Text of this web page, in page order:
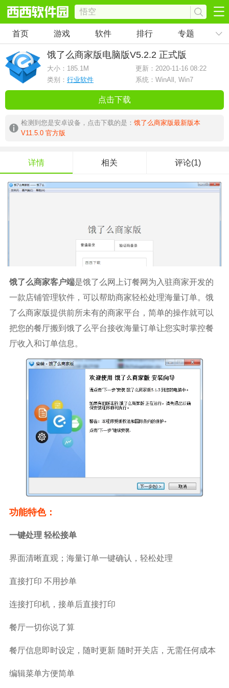
首页 游戏 软件 排行 专题
饿了么商家版电脑版V5.2.2 正式版
大小： 185.1M
更新：2020-11-16 08:22
类别： 行业软件 系统：WinAll, Win7
点击下载
检测到您是安卓设备，点击下载的是： 饿了么商家版最新版本
V11.5.0 官方版
详情 相关 评论(1)
饿了么商家客户端是饿了么网上订餐网为入驻商家开发的
一款店铺管理软件，可以帮助商家轻松处理海量订单。饿
了么商家版提供前所未有的商家平台，简单的操作就可以
把您的餐厅搬到饿了么平台接收海量订单让您实时掌控餐
厅收入和订单信息。
功能特色：
一键处理 轻松接单
界面清晰直观；海量订单一键确认，轻松处理
直接打印 不用抄单
连接打印机，接单后直接打印
餐厅一切你说了算
餐厅信息即时设定，随时更新 随时开关店，无需任何成本
编辑菜单方便简单